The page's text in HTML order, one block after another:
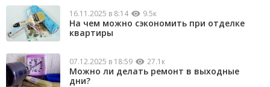
16.11.2025 в 8:14 9.5к
На чем можно сэкономить при отделке
квартиры
07.12.2025 в 18:59 27.1к
Можно ли делать ремонт в выходные
дни?